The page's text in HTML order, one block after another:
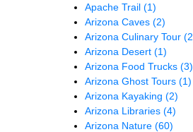
Apache Trail (1)
Arizona Caves (2)
Arizona Culinary Tour
Arizona Desert (1)
Arizona Food Trucks (3)
Arizona Ghost Tours (1)
Arizona Kayaking (2)
Arizona Libraries (4)
Arizona Nature (60)